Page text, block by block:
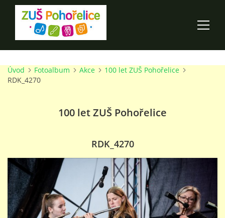
ÚVOD
O ŠKOLE
PRO RODIČE
Úvod Fotoalbum Akce
100 let ZUŠ Pohořelice
RDK_4270
100 let ZUŠ Pohořelice
RDK_4270